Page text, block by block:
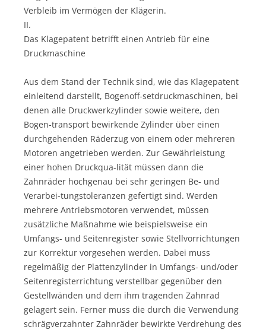
Verbleib im Vermögen der Klägerin.
II.
Das Klagepatent betrifft einen Antrieb für eine
Druckmaschine
Aus dem Stand der Technik sind, wie das Klagepatent
einleitend darstellt, Bogenoff-setdruckmaschinen, bei
denen alle Druckwerkzylinder sowie weitere, den
Bogen-transport bewirkende Zylinder über einen
durchgehenden Räderzug von einem oder mehreren
Motoren angetrieben werden. Zur Gewährleistung
einer hohen Druckqua-lität müssen dann die
Zahnräder hochgenau bei sehr geringen Be- und
Verarbei-tungstoleranzen gefertigt sind. Werden
mehrere Antriebsmotoren verwendet, müssen
zusätzliche Maßnahme wie beispielsweise ein
Umfangs- und Seitenregister sowie Stellvorrichtungen
zur Korrektur vorgesehen werden. Dabei muss
regelmäßig der Plattenzylinder in Umfangs- und/oder
Seitenregisterrichtung verstellbar gegenüber den
Gestellwänden und dem ihm tragenden Zahnrad
gelagert sein. Ferner muss die durch die Verwendung
schrägverzahnter Zahnräder bewirkte Verdrehung des